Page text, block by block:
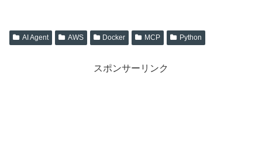
AI Agent AWS Docker MCP Python
スポンサーリンク